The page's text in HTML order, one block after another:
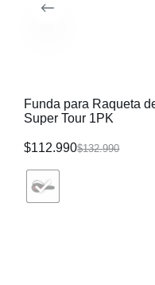
Funda para Raqueta
Super Tour 1PK
$132.990
$112.990